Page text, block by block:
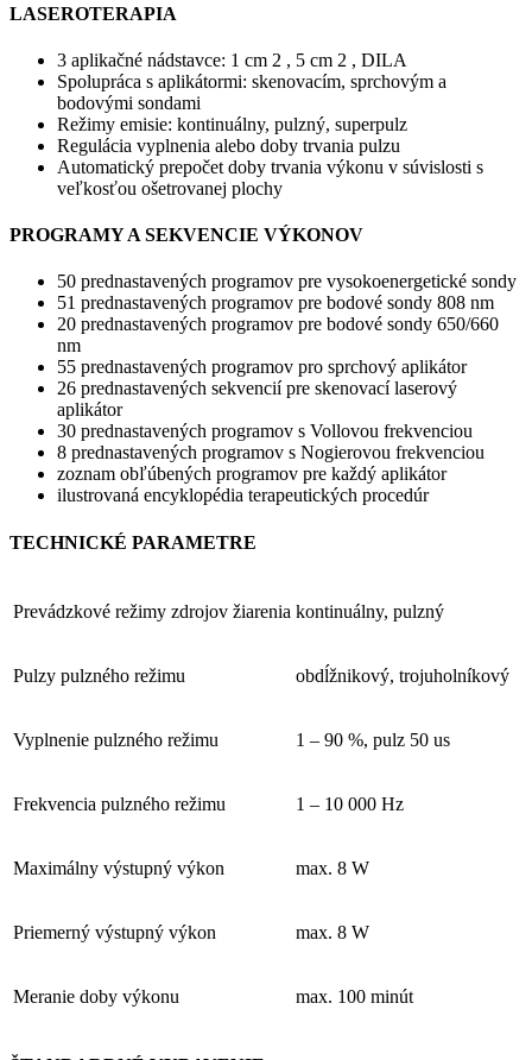
LASEROTERAPIA
3 aplikačné nádstavce: 1 cm 2 , 5 cm 2 , DILA
Spolupráca s aplikátormi: skenovacím, sprchovým a
bodovými sondami
Režimy emisie: kontinuálny, pulzný, superpulz
Regulácia vyplnenia alebo doby trvania pulzu
Automatický prepočet doby trvania výkonu v súvislosti s
veľkosťou ošetrovanej plochy
PROGRAMY A SEKVENCIE VÝKONOV
50 prednastavených programov pre vysokoenergetické sondy
51 prednastavených programov pre bodové sondy 808 nm
20 prednastavených programov pre bodové sondy 650/660
nm
55 prednastavených programov pro sprchový aplikátor
26 prednastavených sekvencií pre skenovací laserový
aplikátor
30 prednastavených programov s Vollovou frekvenciou
8 prednastavených programov s Nogierovou frekvenciou
zoznam obľúbených programov pre každý aplikátor
ilustrovaná encyklopédia terapeutických procedúr
TECHNICKÉ PARAMETRE
Prevádzkové režimy zdrojov žiarenia kontinuálny, pulzný
Pulzy pulzného režimu obdĺžnikový, trojuholníkový
Vyplnenie pulzného režimu 1 – 90 %, pulz 50 us
Frekvencia pulzného režimu 1 – 10 000 Hz
Maximálny výstupný výkon max. 8 W
Priemerný výstupný výkon max. 8 W
Meranie doby výkonu max. 100 minút